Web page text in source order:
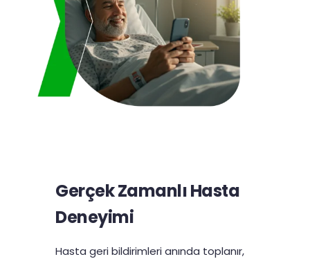
Gerçek Zamanlı Hasta
Deneyimi
Hasta geri bildirimleri anında toplanır,